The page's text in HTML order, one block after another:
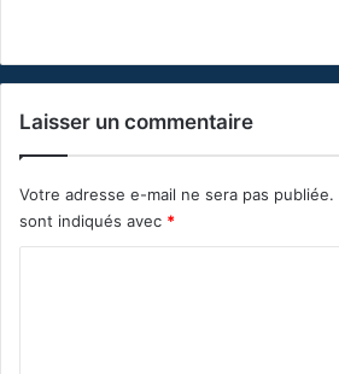
Laisser un commentaire
Votre adresse e-mail ne sera pas publiée.
sont indiqués avec *